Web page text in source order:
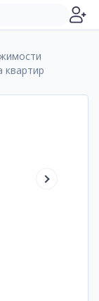
квартир